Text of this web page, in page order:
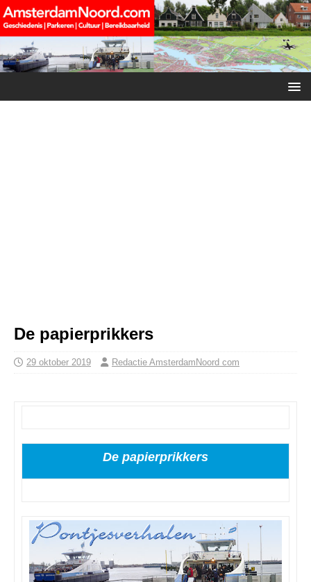
De papierprikkers
29 oktober 2019 Redactie AmsterdamNoord com
De papierprikkers